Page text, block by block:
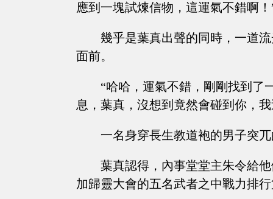
應到一塊試煉信物，這運氣不錯啊！
幾乎是葉真出聲的同時，一道
面前。
“哈哈，運氣不錯，剛剛找到了
息，葉真，沒想到竟然會碰到你，
一名身穿長生教道袍的男子突
葉真認得，內事堂堂主朱令給
加歸靈大會的五名武者之中戰力排